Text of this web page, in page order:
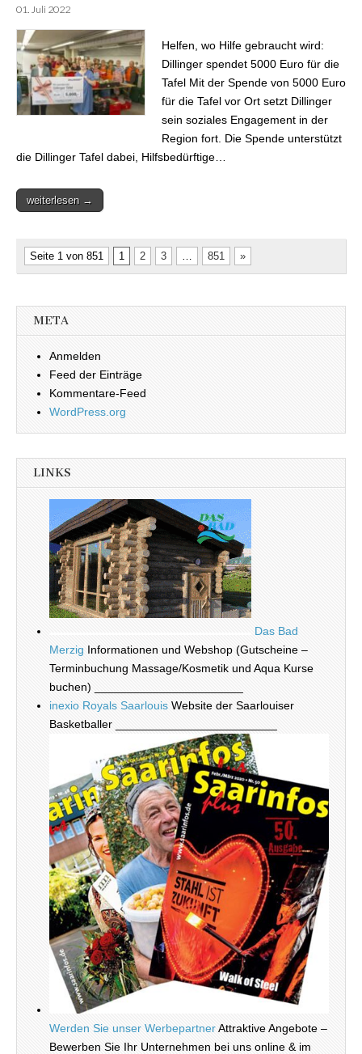
01. Juli 2022
Helfen, wo Hilfe gebraucht wird:
Dillinger spendet 5000 Euro für die
Tafel Mit der Spende von 5000 Euro
für die Tafel vor Ort setzt Dillinger
sein soziales Engagement in der
Region fort. Die Spende unterstützt
die Dillinger Tafel dabei, Hilfsbedürftige…
weiterlesen →
Seite 1 von 851 1 2 3 851 »
META
Anmelden
Feed der Einträge
Kommentare-Feed
WordPress.org
LINKS
Das Bad
Merzig Informationen und Webshop (Gutscheine –
Terminbuchung Massage/Kosmetik und Aqua Kurse
buchen) _______________________
inexio Royals Saarlouis Website der Saarlouiser
Basketballer _________________________
Werden Sie unser WerbepartnerAttraktive Angebote –
Bewerben Sie Ihr Unternehmen bei uns online & im